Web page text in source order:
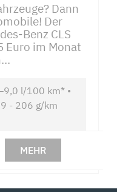
Dann
Der
Benz CLS
Euro im Monat
l/100 km* •
- 206 g/km
MEHR